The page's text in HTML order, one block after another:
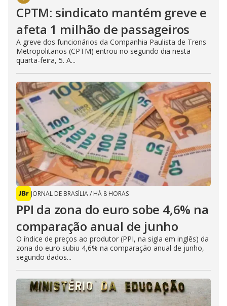
CPTM: sindicato mantém greve e
afeta 1 milhão de passageiros
A greve dos funcionários da Companhia Paulista de Trens
Metropolitanos (CPTM) entrou no segundo dia nesta
quarta-feira, 5. A...
JORNAL DE BRASÍLIA/ HÁ 8 HORAS
PPI da zona do euro sobe 4,6% na
comparação anual de junho
O índice de preços ao produtor (PPI, na sigla em inglês) da
zona do euro subiu 4,6% na comparação anual de junho,
segundo dados...